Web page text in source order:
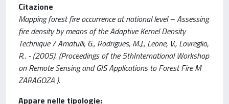
Citazione
Mapping forest fire occurrence at national level – Assessing
fire density by means of the Adaptive Kernel Density
Technique / Amatulli, G., Rodrigues, M.J., Leone, V., Lovreglio,
R.. - (2005). (Proceedings of the 5thInternational Workshop
on Remote Sensing and GIS Applications to Forest Fire M
ZARAGOZA ).
Appare nelle tipologie: